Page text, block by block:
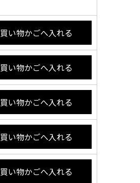
買い物かごへ入れる
買い物かごへ入れる
買い物かごへ入れる
買い物かごへ入れる
買い物かごへ入れる